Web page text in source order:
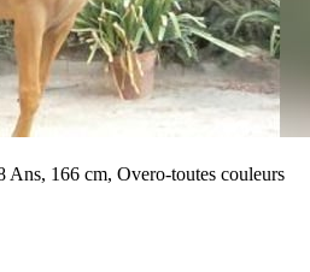
Ans, 166 cm, Overo-toutes couleurs